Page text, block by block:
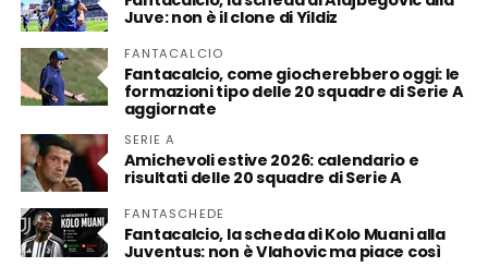
Juve: non è il clone di Yildiz
FANTACALCIO
Fantacalcio, come giocherebbero oggi: le
formazioni tipo delle 20 squadre di Serie A
aggiornate
SERIE A
Amichevoli estive 2026: calendario e
risultati delle 20 squadre di Serie A
FANTASCHEDE
Fantacalcio, la scheda di Kolo Muani alla
Juventus: non è Vlahovic ma piace così